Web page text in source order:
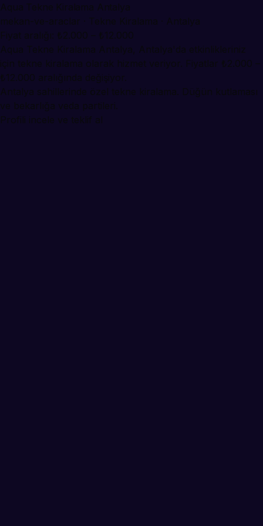
Aqua Tekne Kiralama Antalya
mekan-ve-araclar · Tekne Kiralama · Antalya
Fiyat aralığı: ₺2.000 – ₺12.000
Aqua Tekne Kiralama Antalya, Antalya'da etkinlikleriniz
için tekne kiralama olarak hizmet veriyor. Fiyatlar ₺2.000 –
₺12.000 aralığında değişiyor.
Antalya sahillerinde özel tekne kiralama. Düğün kutlaması
ve bekarlığa veda partileri.
Profili incele ve teklif al